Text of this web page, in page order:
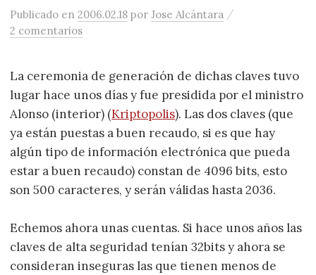
Publicado en2006.02.18 porJose Alcántara /
2 comentarios
La ceremonia de generación de dichas claves tuvo
lugar hace unos días y fue presidida por el ministro
Alonso (interior) (Kriptopolis). Las dos claves (que
ya están puestas a buen recaudo, si es que hay
algún tipo de información electrónica que pueda
estar a buen recaudo) constan de 4096 bits, esto
son 500 caracteres, y serán válidas hasta 2036.
Echemos ahora unas cuentas. Si hace unos años las
claves de alta seguridad tenían 32bits y ahora se
consideran inseguras las que tienen menos de